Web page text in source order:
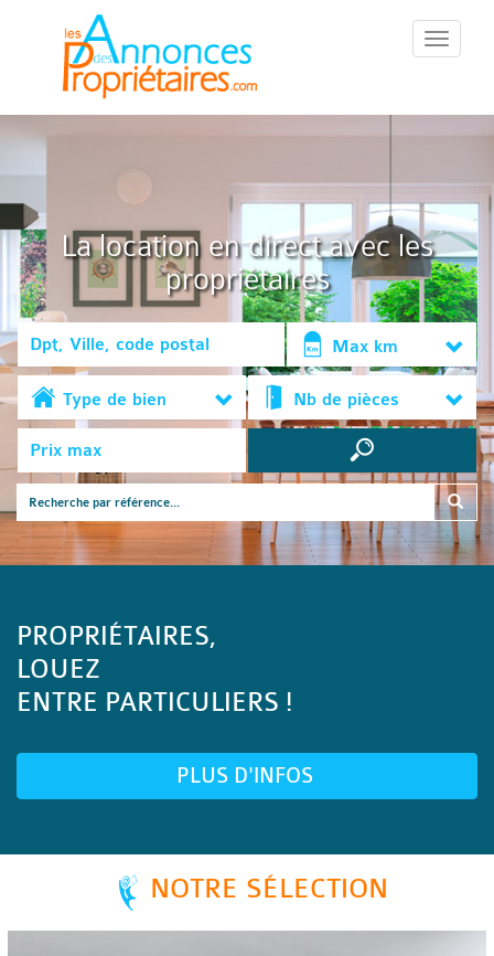
::Menu::
La location en direct avec les
propriétaires
Max km
Type de bien Nb de pièces
PROPRIÉTAIRES,
LOUEZ
ENTRE PARTICULIERS !
PLUS D'INFOS
NOTRE SÉLECTION